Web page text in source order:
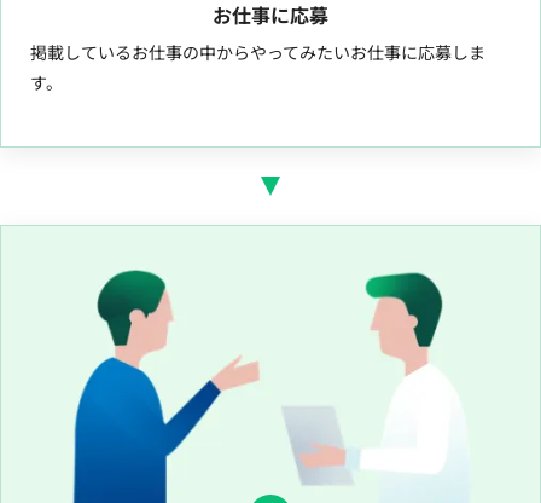
お仕事に応募
掲載しているお仕事の中からやってみたいお仕事に応募しま
す。